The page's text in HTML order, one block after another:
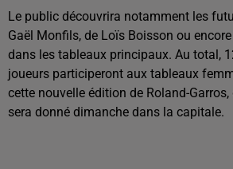
Le public découvrira notamment les
Gaël Monfils, de Loïs Boisson ou
dans les tableaux principaux. Au total,
joueurs participeront aux tableaux
cette nouvelle édition de Roland-Garros,
sera donné dimanche dans la capitale.